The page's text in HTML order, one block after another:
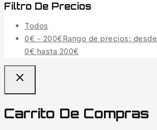
Filtro De Precios
Todos
0€ - 200€Rango de precios: desde
0€ hasta 200€
Carrito De Compras